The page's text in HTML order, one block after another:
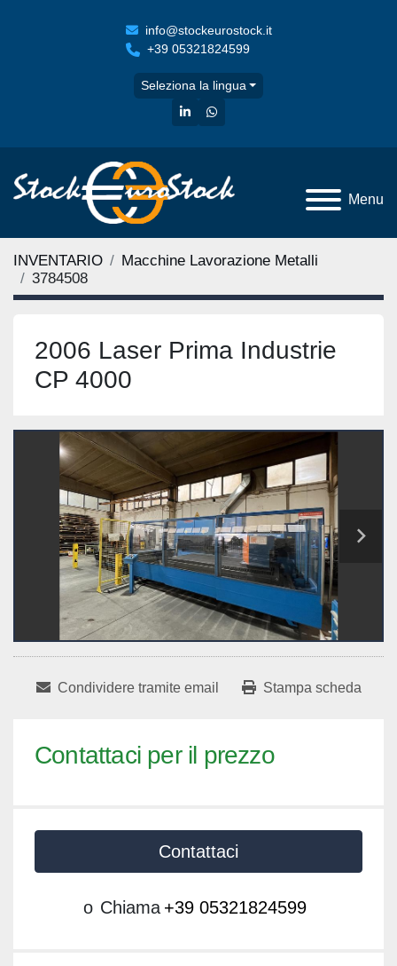
info@stockeurostock.it
+39 05321824599
Seleziona la lingua
linkedinwhatsapp
Menu
INVENTARIO
Macchine Lavorazione Metalli
3784508
2006 Laser Prima Industrie
CP 4000
Condividere tramite email Stampa scheda
Contattaci per il prezzo
Contattaci
o Chiama +39 05321824599